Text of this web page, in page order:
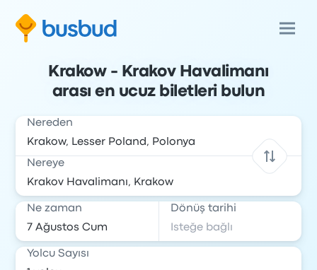
Krakow - Krakov Havalimanı
arası en ucuz biletleri bulun
Nereden
Nereye
Ne zaman Dönüş tarihi
Yolcu Sayısı